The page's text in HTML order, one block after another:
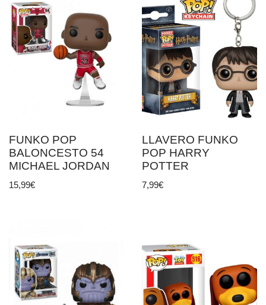
FUNKO POP
BALONCESTO 54
MICHAEL JORDAN
15,99€
LLAVERO FUNKO
POP HARRY
POTTER
7,99€